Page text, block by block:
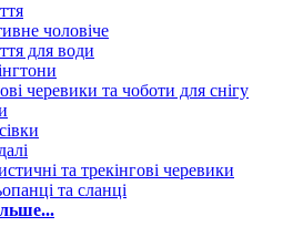
чоловіче
для води
черевики та чоботи для снігу
та трекінгові черевики
та сланці